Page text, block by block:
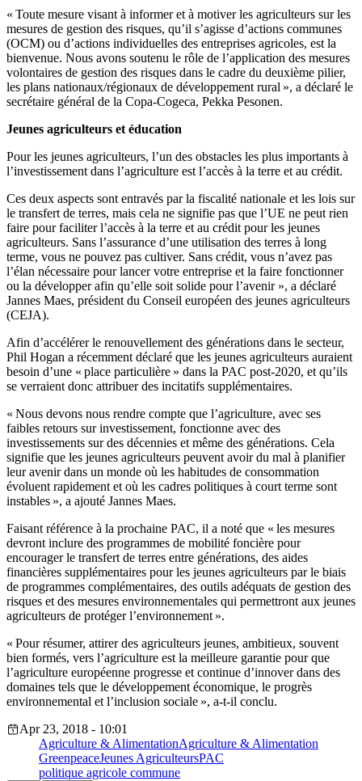
« Toute mesure visant à informer et à motiver les agriculteurs sur les
mesures de gestion des risques, qu’il s’agisse d’actions communes
(OCM) ou d’actions individuelles des entreprises agricoles, est la
bienvenue. Nous avons soutenu le rôle de l’application des mesures
volontaires de gestion des risques dans le cadre du deuxième pilier,
les plans nationaux/régionaux de développement rural », a déclaré le
secrétaire général de la Copa-Cogeca, Pekka Pesonen.
Jeunes agriculteurs et éducation
Pour les jeunes agriculteurs, l’un des obstacles les plus importants à
l’investissement dans l’agriculture est l’accès à la terre et au crédit.
Ces deux aspects sont entravés par la fiscalité nationale et les lois sur
le transfert de terres, mais cela ne signifie pas que l’UE ne peut rien
faire pour faciliter l’accès à la terre et au crédit pour les jeunes
agriculteurs. Sans l’assurance d’une utilisation des terres à long
terme, vous ne pouvez pas cultiver. Sans crédit, vous n’avez pas
l’élan nécessaire pour lancer votre entreprise et la faire fonctionner
ou la développer afin qu’elle soit solide pour l’avenir », a déclaré
Jannes Maes, président du Conseil européen des jeunes agriculteurs
(CEJA).
Afin d’accélérer le renouvellement des générations dans le secteur,
Phil Hogan a récemment déclaré que les jeunes agriculteurs auraient
besoin d’une « place particulière » dans la PAC post-2020, et qu’ils
se verraient donc attribuer des incitatifs supplémentaires.
« Nous devons nous rendre compte que l’agriculture, avec ses
faibles retours sur investissement, fonctionne avec des
investissements sur des décennies et même des générations. Cela
signifie que les jeunes agriculteurs peuvent avoir du mal à planifier
leur avenir dans un monde où les habitudes de consommation
évoluent rapidement et où les cadres politiques à court terme sont
instables », a ajouté Jannes Maes.
Faisant référence à la prochaine PAC, il a noté que « les mesures
devront inclure des programmes de mobilité foncière pour
encourager le transfert de terres entre générations, des aides
financières supplémentaires pour les jeunes agriculteurs par le biais
de programmes complémentaires, des outils adéquats de gestion des
risques et des mesures environnementales qui permettront aux jeunes
agriculteurs de protéger l’environnement ».
« Pour résumer, attirer des agriculteurs jeunes, ambitieux, souvent
bien formés, vers l’agriculture est la meilleure garantie pour que
l’agriculture européenne progresse et continue d’innover dans des
domaines tels que le développement économique, le progrès
environnemental et l’inclusion sociale », a-t-il conclu.
Apr 23, 2018 - 10:01
Agriculture & AlimentationAgriculture & Alimentation
GreenpeaceJeunes AgriculteursPAC
politique agricole commune